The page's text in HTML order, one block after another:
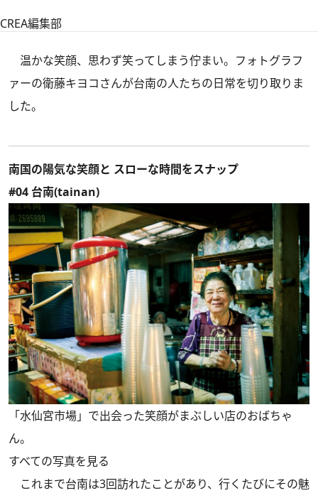
CREA編集部
温かな笑顔、思わず笑ってしまう佇まい。フォトグラフ
ァーの衛藤キヨコさんが台南の人たちの日常を切り取りま
した。
南国の陽気な笑顔と スローな時間をスナップ
#04 台南(tainan)
「水仙宮市場」で出会った笑顔がまぶしい店のおばちゃ
ん。
すべての写真を見る
これまで台南は3回訪れたことがあり、行くたびにその魅